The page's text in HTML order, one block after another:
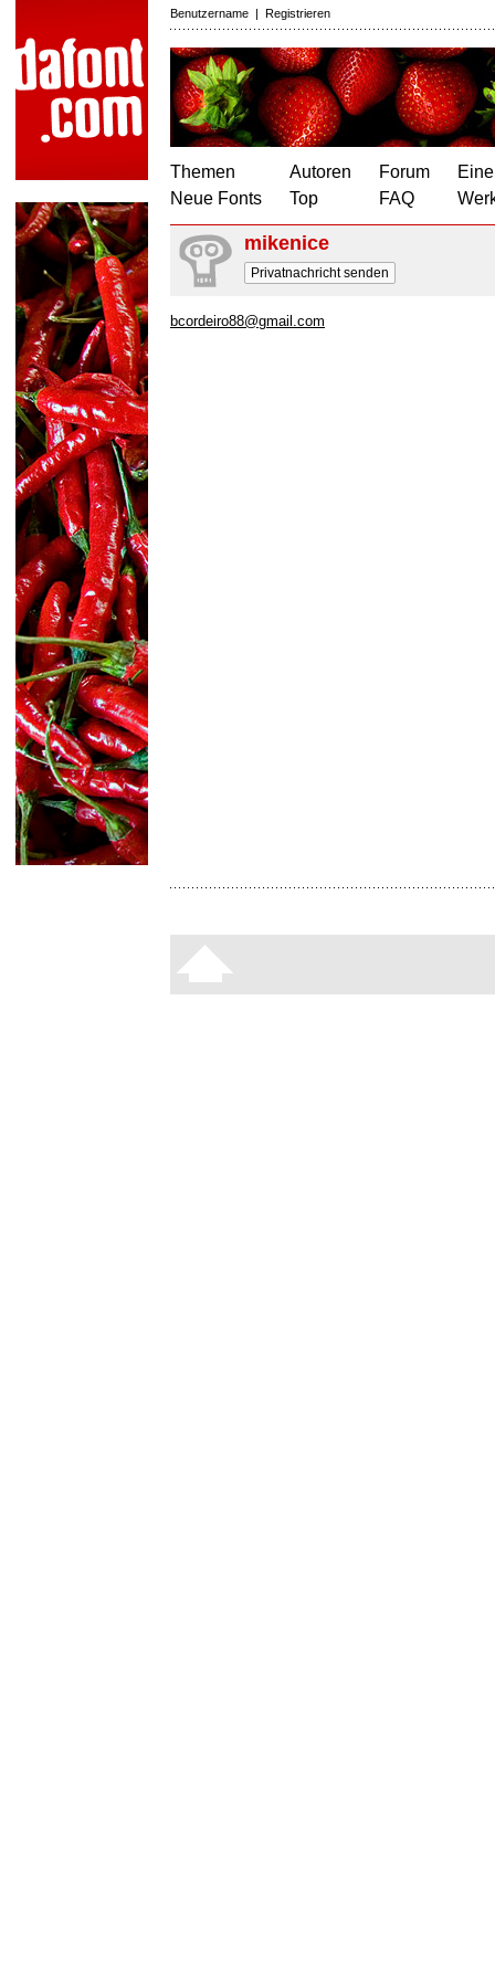
Benutzername | Registrieren
Themen
Neue Fonts
Autoren
Top
Forum
FAQ
mikenice
Privatnachricht senden
bcordeiro88@gmail.com